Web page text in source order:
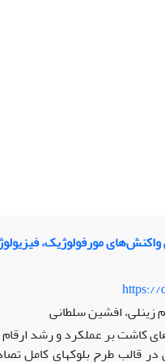
مورفولوژیک،
https://
زینلی، افشین سلطانی
کاشت بر عملکرد و رشد
در قالب طرح بلوک‏های